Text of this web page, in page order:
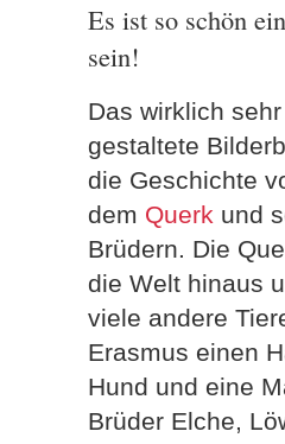
Es ist so schön
sein!
Das wirklich
gestaltete
die Geschichte
dem Querk und
Brüdern. Die
die Welt hinaus
viele andere
Erasmus einen
Hund und eine
Brüder Elche,